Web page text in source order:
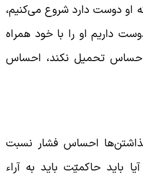
دوست دارد شروع می‌کنیم،
داریم او را با خود همراه
تحمیل نکند، احساس
احساس فشار نسبت
باید حاکمیّت باید به آراء